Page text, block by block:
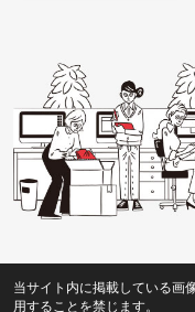
当サイト内に掲載している画
用することを禁じます。